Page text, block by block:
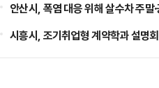
안산시, 폭염 대응 위해 살수차 주말
시흥시, 조기취업형 계약학과 설명